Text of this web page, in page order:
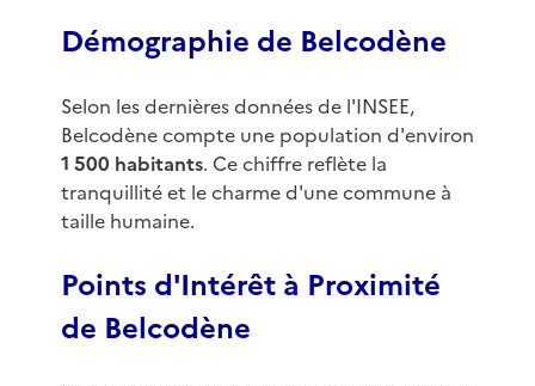
Démographie de Belcodène
Selon les dernières données de l'INSEE,
Belcodène compte une population d'environ
1 500 habitants. Ce chiffre reflète la
tranquillité et le charme d'une commune à
taille humaine.
Points d'Intérêt à Proximité
de Belcodène